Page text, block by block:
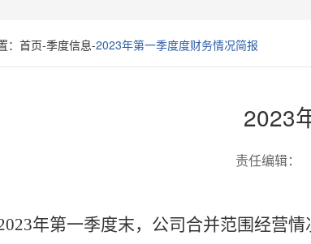
首页-季度信息-2023年第一季度度财务情况简报
2023
责任编辑：
年第一季度末，公司合并范围经营情